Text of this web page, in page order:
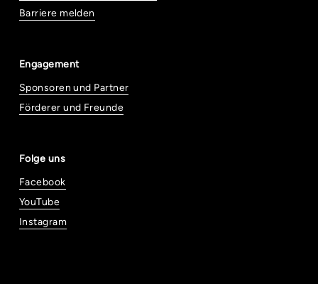
Barriere melden
Engagement
Sponsoren und Partner
Förderer und Freunde
Folge uns
Facebook
YouTube
Instagram